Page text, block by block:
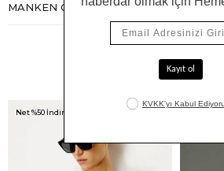
MANKEN ÖLÇÜLERI
Benzer Ürünler
Net %50 İndirim!